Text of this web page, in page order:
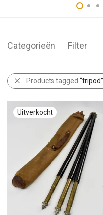
Categorieën Filter
Products tagged “tripod”